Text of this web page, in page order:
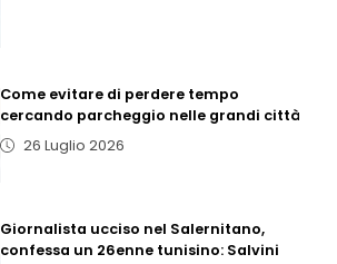
Come evitare di perdere tempo
cercando parcheggio nelle grandi città
26 Luglio 2026
Giornalista ucciso nel Salernitano,
confessa un 26enne tunisino: Salvini